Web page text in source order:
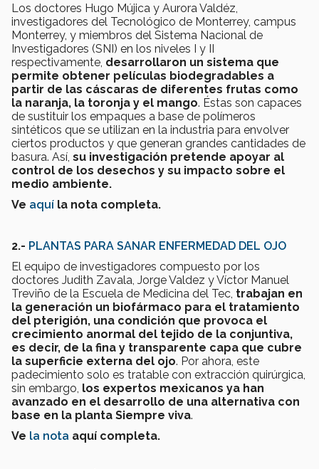
Los doctores Hugo Mújica y Aurora Valdéz,
investigadores del Tecnológico de Monterrey, campus
Monterrey, y miembros del Sistema Nacional de
Investigadores (SNI) en los niveles I y II
respectivamente, desarrollaron un sistema que
permite obtener películas biodegradables a
partir de las cáscaras de diferentes frutas como
la naranja, la toronja y el mango. Éstas son capaces
de sustituir los empaques a base de polímeros
sintéticos que se utilizan en la industria para envolver
ciertos productos y que generan grandes cantidades de
basura. Así, su investigación pretende apoyar al
control de los desechos y su impacto sobre el
medio ambiente.
Ve aquí la nota completa.
2.- PLANTAS PARA SANAR ENFERMEDAD DEL OJO
El equipo de investigadores compuesto por los
doctores Judith Zavala, Jorge Valdez y Víctor Manuel
Treviño de la Escuela de Medicina del Tec, trabajan en
la generación un biofármaco para el tratamiento
del pterigión, una condición que provoca el
crecimiento anormal del tejido de la conjuntiva,
es decir, de la fina y transparente capa que cubre
la superficie externa del ojo. Por ahora, este
padecimiento solo es tratable con extracción quirúrgica,
sin embargo, los expertos mexicanos ya han
avanzado en el desarrollo de una alternativa con
base en la planta Siempre viva.
Ve la nota aquí completa.